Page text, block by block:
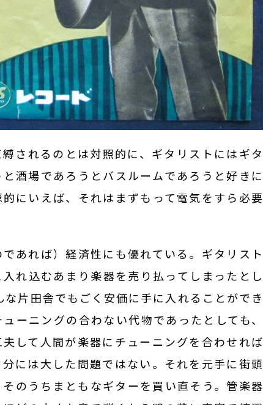
されるのとは対照的に、ギタリストにはギタ
酒場であろうとバスルームであろうと好きに
にいえば、それはまずもって電気をすら必要
あれば）経済性にも優れている。ギタリスト
れ込むあまり楽器を売り払ってしまったとし
片田舎でもごく安価に手に入れることができ
ーニングの合わない代物であったとしても、
して人間が楽器にチューニングを合わせれば
には大した問題ではない。それを元手に街頭
のうちまともなギターを買い直そう。管楽器